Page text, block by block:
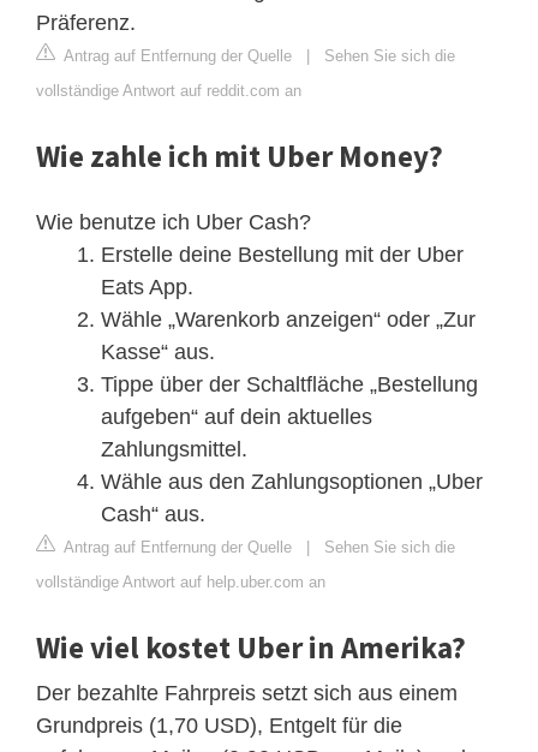
Präferenz.
Antrag auf Entfernung der Quelle | Sehen Sie sich die
vollständige Antwort auf reddit.com an
Wie zahle ich mit Uber Money?
Wie benutze ich Uber Cash?
Erstelle deine Bestellung mit der Uber
Eats App.
Wähle „Warenkorb anzeigen“ oder „Zur
Kasse“ aus.
Tippe über der Schaltfläche „Bestellung
aufgeben“ auf dein aktuelles
Zahlungsmittel.
Wähle aus den Zahlungsoptionen „Uber
Cash“ aus.
Antrag auf Entfernung der Quelle | Sehen Sie sich die
vollständige Antwort auf help.uber.com an
Wie viel kostet Uber in Amerika?
Der bezahlte Fahrpreis setzt sich aus einem
Grundpreis (1,70 USD), Entgelt für die